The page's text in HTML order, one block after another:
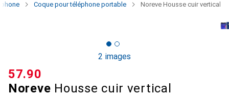
Coque pour téléphone portable Noreve Housse cuir vertical
2 images
Noreve Housse cuir vertical
CHF
57.90